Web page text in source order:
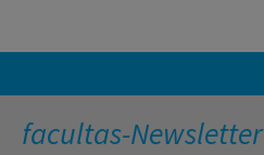
facultas-Newsletter